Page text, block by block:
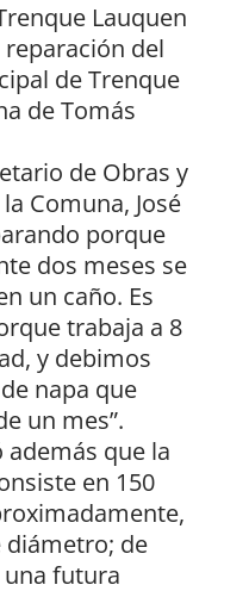
Lauquen
del
de Trenque
de Tomás
de Obras y
Comuna, José
porque
dos meses se
un caño. Es
trabaja a 8
y debimos
napa que
un mes”.
que la
en 150
diámetro; de
futura